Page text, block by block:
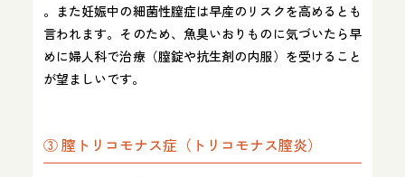
。また妊娠中の細菌性膣症は早産のリスクを高めるとも
言われます。そのため、魚臭いおりものに気づいたら早
めに婦人科で治療（膣錠や抗生剤の内服）を受けること
が望ましいです。
③ 膣トリコモナス症（トリコモナス膣炎）